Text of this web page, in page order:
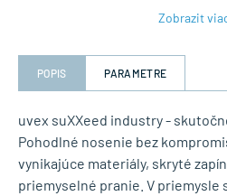
Zobrazit
POPIS PARAMETRE
uvex suXXeed industry -
Pohodlné nosenie bez
vynikajúce materiály, skryté
priemyselné pranie. V priemysle